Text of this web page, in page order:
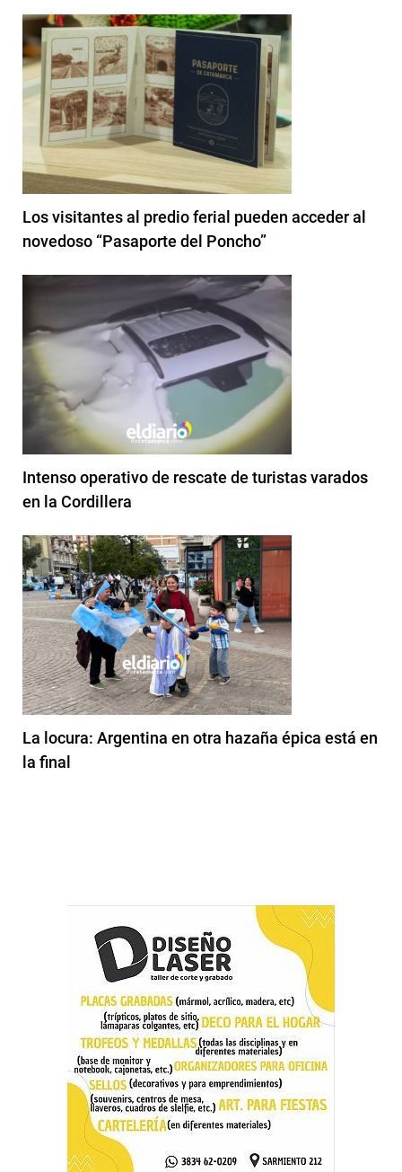
Los visitantes al predio ferial pueden acceder al
novedoso “Pasaporte del Poncho”
Intenso operativo de rescate de turistas varados
en la Cordillera
La locura: Argentina en otra hazaña épica está en
la final